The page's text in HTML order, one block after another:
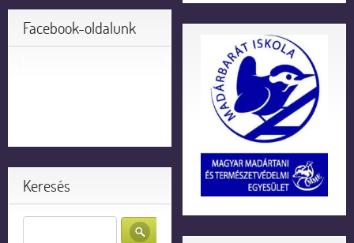
Facebook-oldalunk
Keresés